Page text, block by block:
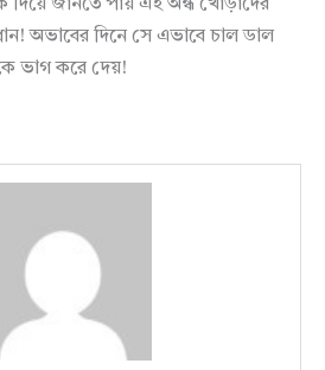
দিয়ে জানতে পায় এই অন্ধ খোঁড়াদের
অভাবের দিনে সে এভাবে চাল ডাল
ভাগ করে দেয়!